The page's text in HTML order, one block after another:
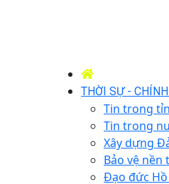
THỜI SỰ -
Tin trong
Tin trong
Xây dựng
Bảo vệ
Đạo đức